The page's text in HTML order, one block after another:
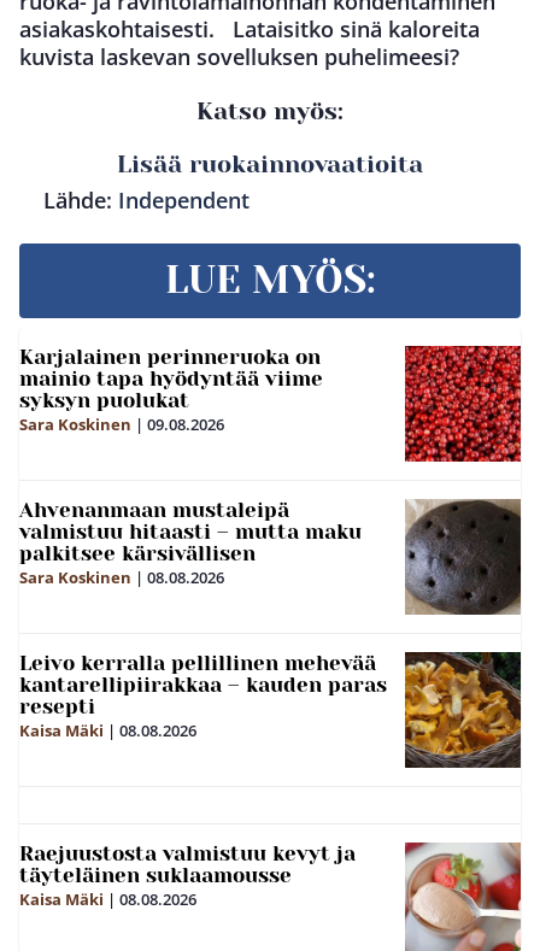
asiakaskohtaisesti. Lataisitko sinä kaloreita
kuvista laskevan sovelluksen puhelimeesi?
Katso myös:
Lisää ruokainnovaatioita
Lähde: Independent
LUE MYÖS:
Karjalainen perinneruoka on
mainio tapa hyödyntää viime
syksyn puolukat
Sara Koskinen | 09.08.2026
Ahvenanmaan mustaleipä
valmistuu hitaasti – mutta maku
palkitsee kärsivällisen
Sara Koskinen | 08.08.2026
Leivo kerralla pellillinen mehevää
kantarellipiirakkaa – kauden paras
resepti
Kaisa Mäki | 08.08.2026
Raejuustosta valmistuu kevyt ja
täyteläinen suklaamousse
Kaisa Mäki | 08.08.2026